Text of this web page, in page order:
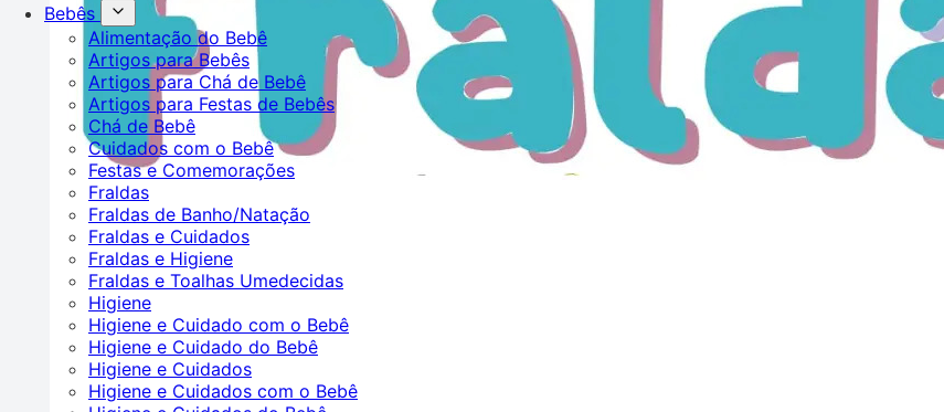
Bebês
Alimentação do Bebê
Artigos para Bebês
Artigos para Chá de Bebê
Artigos para Festas de Bebês
Chá de Bebê
Cuidados com o Bebê
Festas e Comemorações
Fraldas
Fraldas de Banho/Natação
Fraldas e Cuidados
Fraldas e Higiene
Fraldas e Toalhas Umedecidas
Higiene
Higiene e Cuidado com o Bebê
Higiene e Cuidado do Bebê
Higiene e Cuidados
Higiene e Cuidados com o Bebê